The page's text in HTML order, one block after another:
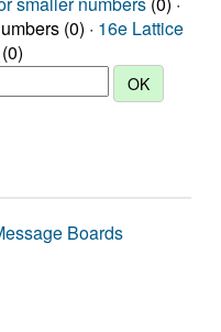
(0) · 16e Lattice
(0)
Boards